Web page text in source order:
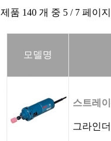
제품 140 개 중 5 / 7 페이지
모델명
스트레
그라인더